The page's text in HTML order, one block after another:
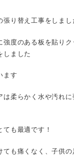
張り替え工事をしまし
強度のある板を貼りク
しました
ます
は柔らかく水や汚れに
も最適です！
ても痛くなく、子供の